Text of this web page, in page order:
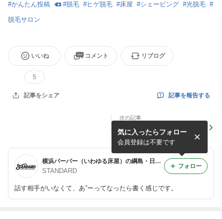
#かんたん投稿 #脱毛 #ヒゲ脱毛 #床屋 #シェービング #光脱毛 #
脱毛サロン
いいね
5
コメント リブログ
記事をシェア 記事を報告する
次の記事
キッズスペース作りましたよ
ー！
横浜バーバー（いわゆる床屋）の綱島・日吉・大倉山界隈で独り言
STANDARD
話す相手がいなくて、あ”ーってなったら書く感じです。
気に入ったらフォロー
会員登録は不要です
フォロー